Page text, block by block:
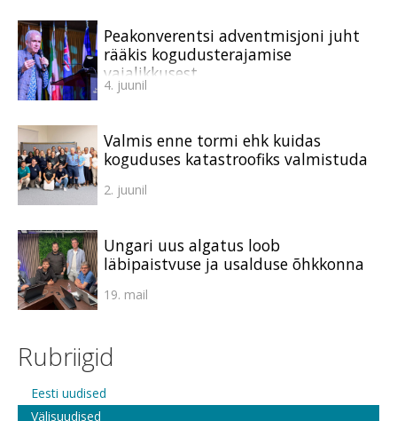
Peakonverentsi adventmisjoni juht
rääkis kogudusterajamise
vajalikkusest
4. juunil
Valmis enne tormi ehk kuidas
koguduses katastroofiks valmistuda
2. juunil
Ungari uus algatus loob
läbipaistvuse ja usalduse õhkkonna
19. mail
Rubriigid
Eesti uudised
Välisuudised